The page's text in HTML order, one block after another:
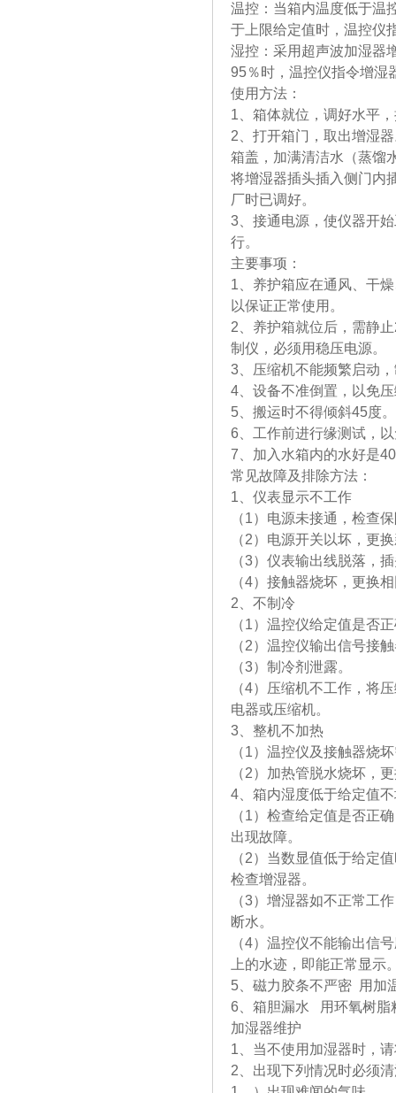
温控：当箱内温度低于温
于上限给定值时，温控仪
湿控：采用超声波加湿器
95％时，温控仪指令增湿
使用方法：
1、箱体就位，调好水平
2、打开箱门，取出增湿
箱盖，加满清洁水（蒸馏
将增湿器插头插入侧门内
厂时已调好。
3、接通电源，使仪器开
行。
主要事项：
1、养护箱应在通风、干
以保证正常使用。
2、养护箱就位后，需静
制仪，必
3、压缩机不能频繁启动
4、设备不准倒置，以免
5、搬运时不得倾斜45度。
6、工作前进行缘测试，
7、加入水箱内的水好是
常见故障及排除方法：
1、仪表显示不工作
（1）电源未接通，检查
（2）电源开关以坏，更
（3）仪表输出线脱落，
（4）接触器烧坏，更换
2、不制冷
（1）温控仪给定值是否
（2）温控仪输出信号接
（3）制冷剂泄露。
（4）压缩机不工作，将
电器或压缩机。
3、整机不加热
（1）温控仪及接触器烧
（2）加热管脱水烧坏，
4、箱内湿度低于给定值
（1）检查给定值是否正
出现故障。
（2）当数显值低于给定
检查增湿器。
（3）增湿器如不正常工
断水。
（4）温控仪不能输出信
上的水迹，即能正常显示
5、磁力胶条不严密 用加
6、箱胆漏水 用环氧树脂
加湿器维护
1、当不使用加湿器时，
2、出现下列情况时必须